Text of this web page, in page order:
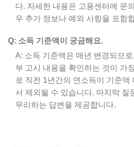
다. 자세한 내용은 고용센터에 문
우 추가 정보나 예외 사항을 포함
Q: 소득 기준액이 궁금해요.
A: 소득 기준액은 매년 변경되므
부 고시 내용을 확인하는 것이 가
로 직전 1년간의 연소득이 기준액
서 제외될 수 있습니다. 마지막 질
무리하는 답변을 제공합니다.